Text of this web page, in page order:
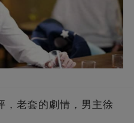
，老套的劇情，男主徐